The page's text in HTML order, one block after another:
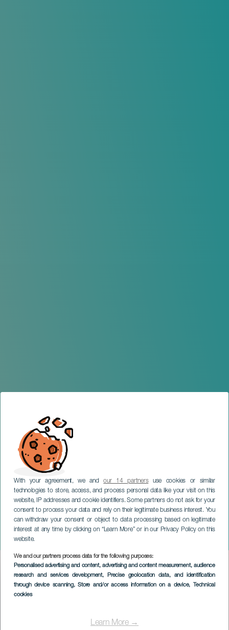
With your agreement, we andour 14 partnersuse cookies or similar
technologies to store, access, and process personal data like your visit on this
website, IP addresses and cookie identifiers. Some partners do not ask for your
consent to process your data and rely on their legitimate business interest. You
can withdraw your consent or object to data processing based on legitimate
interest at any time by clicking on “Learn More” or in our Privacy Policy on this
website.
We and our partners process data for the following purposes:
Personalised advertising and content, advertising and content measurement, audience
research and services development, Precise geolocation data, and identification
through device scanning, Store and/or access information on a device, Technical
cookies
Learn More →
Süßes Solidaritätsrennen
GRAN CANARIA
Imagen
Listado